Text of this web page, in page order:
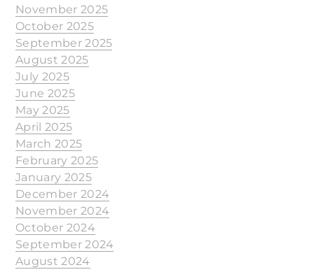
November 2025
October 2025
September 2025
August 2025
July 2025
June 2025
May 2025
April 2025
March 2025
February 2025
January 2025
December 2024
November 2024
October 2024
September 2024
August 2024